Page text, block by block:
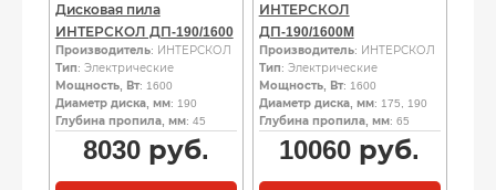
Дисковая пила
ИНТЕРСКОЛ ДП-190/1600
Производитель: ИНТЕРСКОЛ
Тип: Электрические
Мощность, Вт: 1600
Диаметр диска, мм: 190
Глубина пропила, мм: 45
8030руб.
ИНТЕРСКОЛ
ДП-190/1600M
Производитель: ИНТЕРСКОЛ
Тип: Электрические
Мощность, Вт: 1600
Диаметр диска, мм: 175, 190
Глубина пропила, мм: 65
10060 руб.